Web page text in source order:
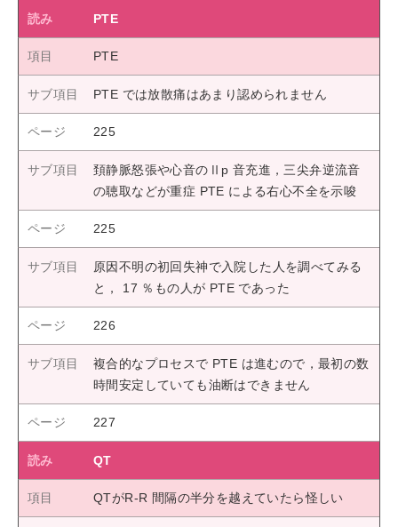
PTE
PTE
PTE では放散痛はあまり認められません
225
頚静脈怒張や心音のⅡp 音充進，三尖弁逆流音
の聴取などが重症 PTE による右心不全を示唆
225
原因不明の初回失神で入院した人を調べてみる
と， 17 ％もの人が PTE であった
226
複合的なプロセスで PTE は進むので，最初の数
時間安定していても油断はできません
227
QT
QTがR-R 間隔の半分を越えていたら怪しい